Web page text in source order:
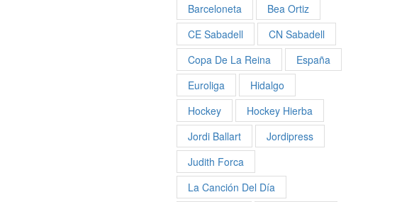
Barceloneta
Bea Ortiz
CE Sabadell
CN Sabadell
Copa De La Reina
España
Euroliga
Hidalgo
Hockey
Hockey Hierba
Jordi Ballart
Jordipress
Judith Forca
La Canción Del Día